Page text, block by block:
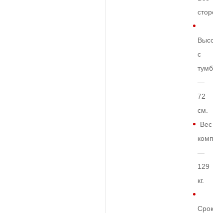
Высота
с
тумбой
—
72
см.
Вес
—
129
кг.
Срок